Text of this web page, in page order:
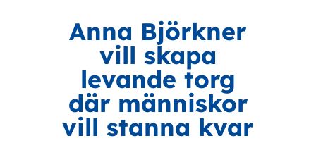
Anna Björkner
vill skapa
levande torg
där människor
vill stanna kvar